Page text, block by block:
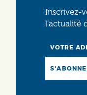
Inscrivez-
l’actualité